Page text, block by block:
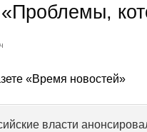
«Время новостей»
власти